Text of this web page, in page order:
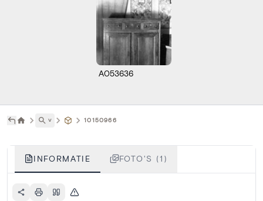
A053636
˅ 10150966
INFORMATIE FOTO'S (1)